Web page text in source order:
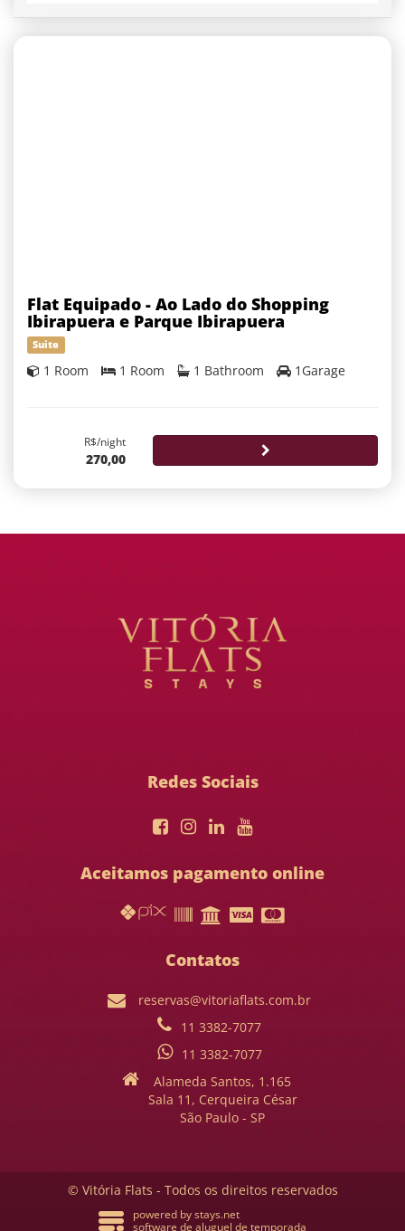
Flat Equipado - Ao Lado do Shopping
Ibirapuera e Parque Ibirapuera
Suite
1 Room 1 Room 1 Bathroom 1Garage
R$/night
270,00
Redes Sociais
Aceitamos pagamento online
Contatos
reservas@vitoriaflats.com.br
11 3382-7077
11 3382-7077
Alameda Santos, 1.165
Sala 11, Cerqueira César
São Paulo - SP
© Vitória Flats - Todos os direitos reservados
powered bystays.net
software de aluguel de temporada